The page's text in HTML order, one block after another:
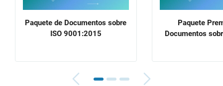
Paquete de Documentos sobre
ISO 9001:2015
Paquete
Documentos